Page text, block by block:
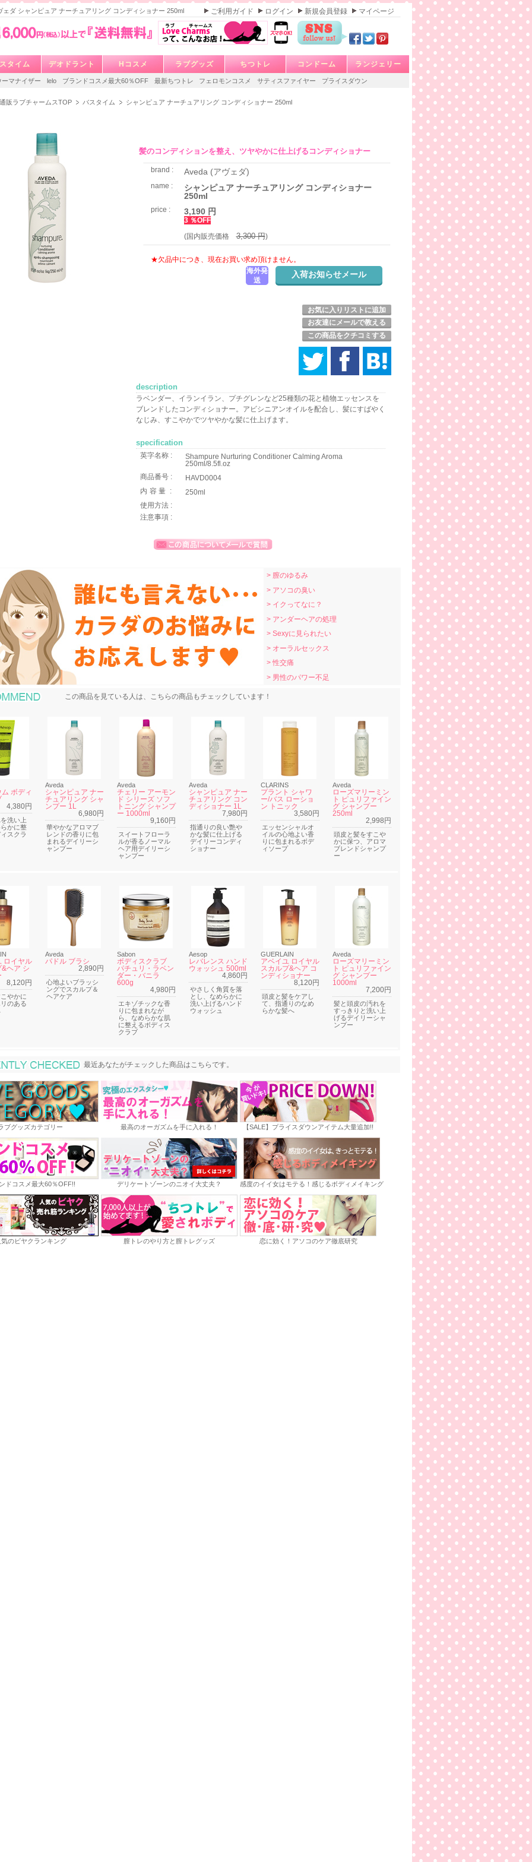
ェダ シャンピュア ナーチュアリング コンディショナー 250ml ご利用ガイド ログイン 新規会員登録 マイページ
タイム デオドラント Hコスメ ラブグッズ ちつトレ コンドーム ランジェリー
ーマナイザー lelo ブランドコスメ最大60％OFF 最新ちつトレ フェロモンコスメ サティスファイヤー プライスダウン
販ラブチャームスTOP バスタイム シャンピュア ナーチュアリング コンディショナー 250ml
髪のコンディションを整え、ツヤやかに仕上げるコンディショナー
brand : Aveda (アヴェダ)
name :
シャンピュア ナーチュアリング コンディショナー
250ml
price : 3,190 円
3 ％OFF
(国内販売価格3,300 円)
★欠品中につき、現在お買い求め頂けません。
海外発
送
お気に入りリストに追加
お友達にメールで教える
この商品をクチコミする
description
ラベンダー、イランイラン、プチグレンなど25種類の花と植物エッセンスを
ブレンドしたコンディショナー。アビシニアンオイルを配合し、髪にすばやく
なじみ、すこやかでツヤやかな髪に仕上げます。
specification
英字名称 :
Shampure Nurturing Conditioner Calming Aroma
250ml/8.5fl.oz
商品番号 :
HAVD0004
内容量 :
250ml
使用方法 :
注意事項 :
> 膣のゆるみ
> アソコの臭い
> イクってなに？
> アンダーヘアの処理
> Sexyに見られたい
> オーラルセックス
> 性交痛
> 男性のパワー不足
おすすめ商品
この商品を見ている人は、こちらの商品もチェックしています！
ボディ
4,380円
洗い上
かに整
スクラ
Aveda
シャンピュア ナー
チュアリング シャ
ンプー 1L
6,980円
華やかなアロマブ
レンドの香りに包
まれるデイリーシ
ャンプー
Aveda
チェリー アーモン
ド シリーズ ソフ
トニング シャンプ
ー 1000ml
9,160円
スイートフローラ
ルが香るノーマル
ヘア用デイリーシ
ャンプー
Aveda
シャンピュア ナー
チュアリング コン
ディショナー 1L
7,980円
指通りの良い艶や
かな髪に仕上げる
デイリーコンディ
ショナー
CLARINS
プラント シャワ
ー/バス ローショ
ン トニック
3,580円
エッセンシャルオ
イルの心地よい香
りに包まれるボデ
ィソープ
Aveda
ローズマリーミン
ト ピュリファイン
グ シャンプー
250ml
2,998円
頭皮と髪をすこや
かに保つ、アロマ
ブレンドシャンプ
ー
ロイヤル
ヘア シ
8,120円
やかに
のある
Aveda
パドル ブラシ
2,890円
心地よいブラッシ
ングでスカルプ＆
ヘアケア
Sabon
ボディスクラブ
パチュリ・ラベン
ダー・バニラ
600g
4,980円
エキゾチックな香
りに包まれなが
ら、なめらかな肌
に整えるボディス
クラブ
Aesop
レバレンス ハンド
ウォッシュ 500ml
4,860円
やさしく角質を落
とし、なめらかに
洗い上げるハンド
ウォッシュ
GUERLAIN
アベイユ ロイヤル
スカルプ&ヘア コ
ンディショナー
8,120円
頭皮と髪をケアし
て、指通りのなめ
らかな髪へ
Aveda
ローズマリーミン
ト ピュリファイン
グ シャンプー
1000ml
7,200円
髪と頭皮の汚れを
すっきりと洗い上
げるデイリーシャ
ンプー
最近あなたがチェックした商品
最近あなたがチェックした商品はこちらです。
ブグッズカテゴリー 最高のオーガズムを手に入れる！ 【SALE】プライスダウンアイテム大量追加!!
ドコスメ最大60％OFF!! デリケートゾーンのニオイ大丈夫？ 感度のイイ女はモテる！感じるボディメイキング
のビヤクランキング 膣トレのやり方と膣トレグッズ 恋に効く！アソコのケア徹底研究